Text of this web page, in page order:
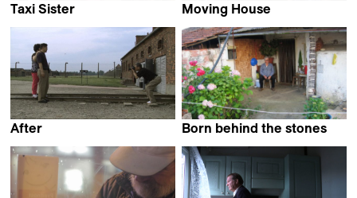
Taxi Sister
Moving House
After
Born behind the stones